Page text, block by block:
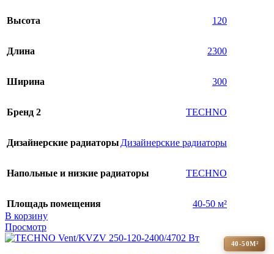
Высота 120
Длина 2300
Ширина 300
Бренд 2 TECHNO
Дизайнерские радиаторы Дизайнерские радиаторы
Напольные и низкие радиаторы TECHNO
Площадь помещения
40-50 м²
В корзину
Просмотр
40-50М²